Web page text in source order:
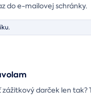
do e-mailovej schránky.
zážitkový darček len tak?